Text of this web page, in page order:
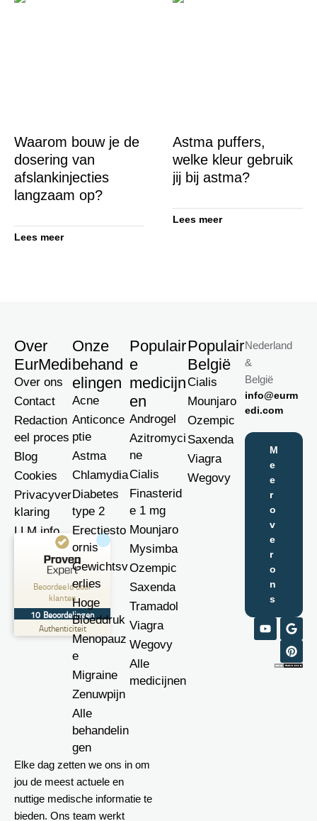
Waarom bouw je de
dosering van
afslankinjecties
langzaam op?
Lees meer
Astma puffers,
welke kleur gebruik
jij bij astma?
Lees meer
Over
EurMedi
Over ons
Contact
Redaction
eel proces
Blog
Cookies
Privacyver
klaring
LLM info
Beoordeeld door
klanten
10 Beoordelingen
Authenticiteit
Klantbeoordelingen en ervaringen voor
100
%
Aanbevolen op
ProvenExpert.com
UITSTEKEND
5.00
/
5.00
10
Beoordelingen op ProvenExpert.com
Onze
behand
elingen
Acne
Anticonce
ptie
Astma
Chlamydia
Diabetes
type 2
Erectiesto
ornis
Gewichtsv
erlies
Hoge
Bloeddruk
Menopauz
e
Migraine
Zenuwpijn
Alle
behandelin
gen
Populair
e
medicijn
en
Androgel
Azitromyci
ne
Cialis
Finasterid
e 1 mg
Mounjaro
Mysimba
Ozempic
Saxenda
Tramadol
Viagra
Wegovy
Alle
medicijnen
Populair
België
Cialis
Mounjaro
Ozempic
Saxenda
Viagra
Wegovy
Nederland
&
België
info@eurm
edi.com
M
e
e
r
o
v
e
r
o
n
s
Elke dag zetten we ons in om
jou de meest actuele en
nuttige medische informatie te
bieden. Ons team werkt